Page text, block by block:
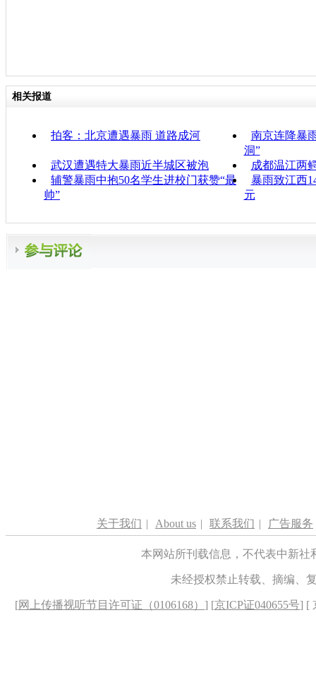
相关报道
拍客：北京遭遇暴雨 道路成河
南京连降暴
洞”
武汉遭遇特大暴雨近半城区被泡
成都温江两
辅警暴雨中抱50名学生进校门获赞“最
帅”
暴雨致江西
元
关于我们 | About us | 联系我们 | 广告服务
本网站所刊载信息，不代表中新
未经授权禁止转载、摘编、
[网上传播视听节目许可证（0106168） ] [京ICP证040655号] [